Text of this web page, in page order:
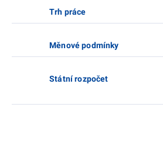
Trh práce
Měnové podmínky
Státní rozpočet